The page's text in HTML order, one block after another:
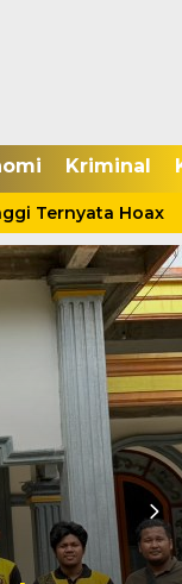
Kriminal
Ternyata Hoax